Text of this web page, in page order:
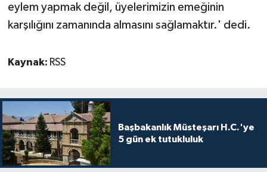
eylem yapmak değil, üyelerimizin emeğinin
karşılığını zamanında almasını sağlamaktır.' dedi.
Kaynak: RSS
Başbakanlık Müsteşarı H.C.'ye
5 gün ek tutukluluk